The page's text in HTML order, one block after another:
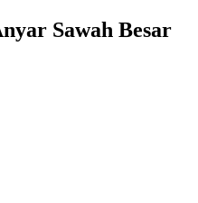
Sawah Besar